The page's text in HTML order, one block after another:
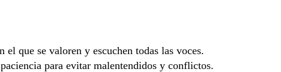
el que se valoren y escuchen todas las voces.
para evitar malentendidos y conflictos.